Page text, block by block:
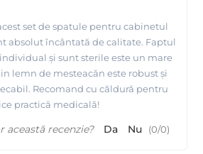
set de spatule pentru cabinetul
absolut încântată de calitate. Faptul
și sunt sterile este un mare
lemn de mesteacăn este robust și
Recomand cu căldură pentru
practică medicală!
această recenzie? Da Nu (0/0)